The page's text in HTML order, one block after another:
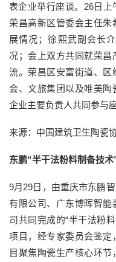
表企业举行座谈。26日上
荣昌高新区管委会主任
展情况；徐熙武副会长
况；会上双方共同就荣
流。荣昌区安富街道、区
会、文旅集团以及唯美陶
企业主要负责人共同参与座
来源：中国建筑卫生陶瓷
东鹏“半干法粉料制备技
9月29日，由重庆市东鹏
有限公司、广东博晖智能
司共同完成的“半干法粉
项目，经专家委员会鉴定
目聚焦陶瓷生产核心环节